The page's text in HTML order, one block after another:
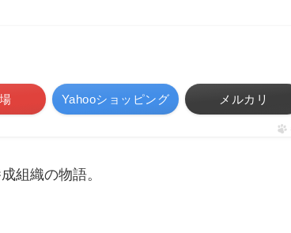
Yahooショッピング メルカリ
組織の物語。